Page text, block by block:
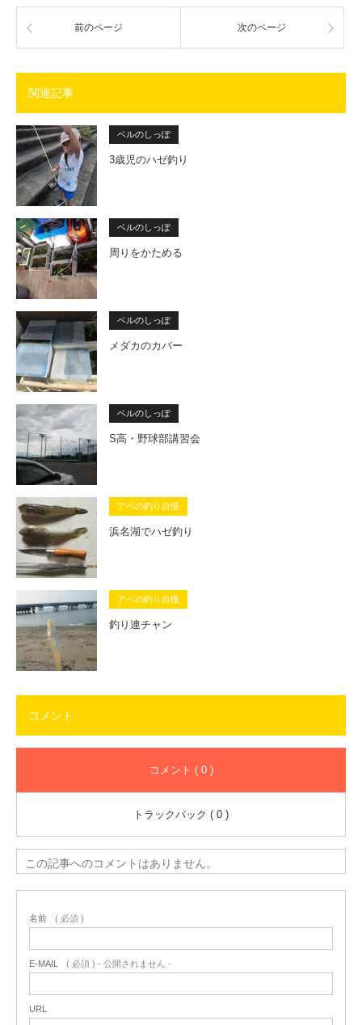
前のページ 次のページ
関連記事
ベルのしっぽ
3歳児のハゼ釣り
ベルのしっぽ
周りをかためる
ベルのしっぽ
メダカのカバー
ベルのしっぽ
S高・野球部講習会
アベの釣り自慢
浜名湖でハゼ釣り
アベの釣り自慢
釣り連チャン
コメント
コメント ( 0 )
トラックバック ( 0 )
この記事へのコメントはありません。
名前 ( 必須 )
E-MAIL ( 必須 ) - 公開されません -
URL